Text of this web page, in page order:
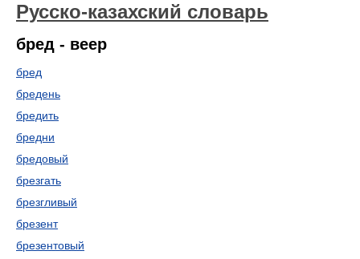
Русско-казахский словарь
бред - веер
бред
бредень
бредить
бредни
бредовый
брезгать
брезгливый
брезент
брезентовый